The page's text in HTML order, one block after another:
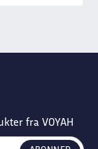
fra VOYAH